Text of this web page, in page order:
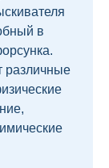
в
различные